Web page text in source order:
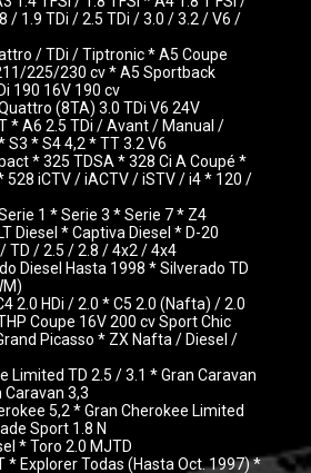
/ 1.9 TDi / 2.5 TDi / 3.0 / 3.2 / V6 /
/ TDi / Tiptronic * A5 Coupe
225/230 cv * A5 Sportback
190 16V 190 cv
(8TA) 3.0 TDi V6 24V
* A6 2.5 TDi / Avant / Manual /
* S4 4,2 * TT 3.2 V6
* 325 TDSA * 328 Ci A Coupé *
528 iCTV / iACTV / iSTV / i4 * 120 /
1 * Serie 3 * Serie 7 * Z4
Diesel * Captiva Diesel * D-20
TD / 2.5 / 2.8 / 4x2 / 4x4
Diesel Hasta 1998 * Silverado TD
2.0 HDi / 2.0 * C5 2.0 (Nafta) / 2.0
Coupe 16V 200 cv Sport Chic
Picasso * ZX Nafta / Diesel /
Limited TD 2.5 / 3.1 * Gran Caravan
Caravan 3,3
5,2 * Gran Cherokee Limited
Sport 1.8 N
* Toro 2.0 MJTD
* Explorer Todas (Hasta Oct. 1997) *